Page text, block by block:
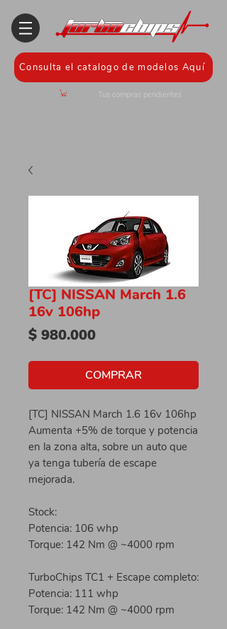
Consulta el catalogo de modelos Aquí
Tus compras pendientes
[TC] NISSAN March 1.6
16v 106hp
$ 980.000Precio
COMPRAR
[TC] NISSAN March 1.6 16v 106hp
Aumenta +5% de torque y potencia
en la zona alta, sobre un auto que
ya tenga tubería de escape
mejorada.
Stock:
Potencia: 106 whp
Torque: 142 Nm @ ~4000 rpm
TurboChips TC1 + Escape completo:
Potencia: 111 whp
Torque: 142 Nm @ ~4000 rpm